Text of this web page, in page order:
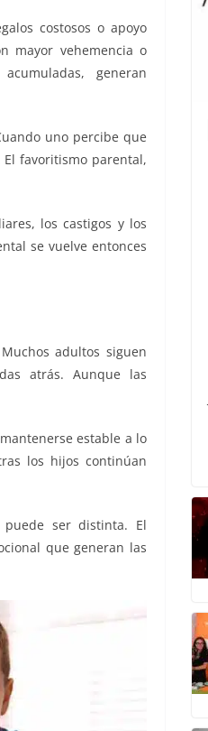
costosos o apoyo
mayor vehemencia o
generan
uno percibe que
favoritismo parental,
los castigos y los
se vuelve entonces
adultos siguen
atrás. Aunque las
estable a lo
los hijos continúan
ser distinta. El
que generan las